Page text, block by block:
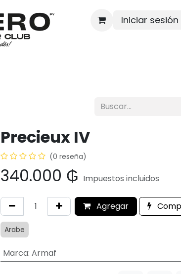
Iniciar sesión
Precieux IV
(0 reseña)
340.000 ₲ Impuestos incluidos
Agregar
Arabe
Marca: Armaf